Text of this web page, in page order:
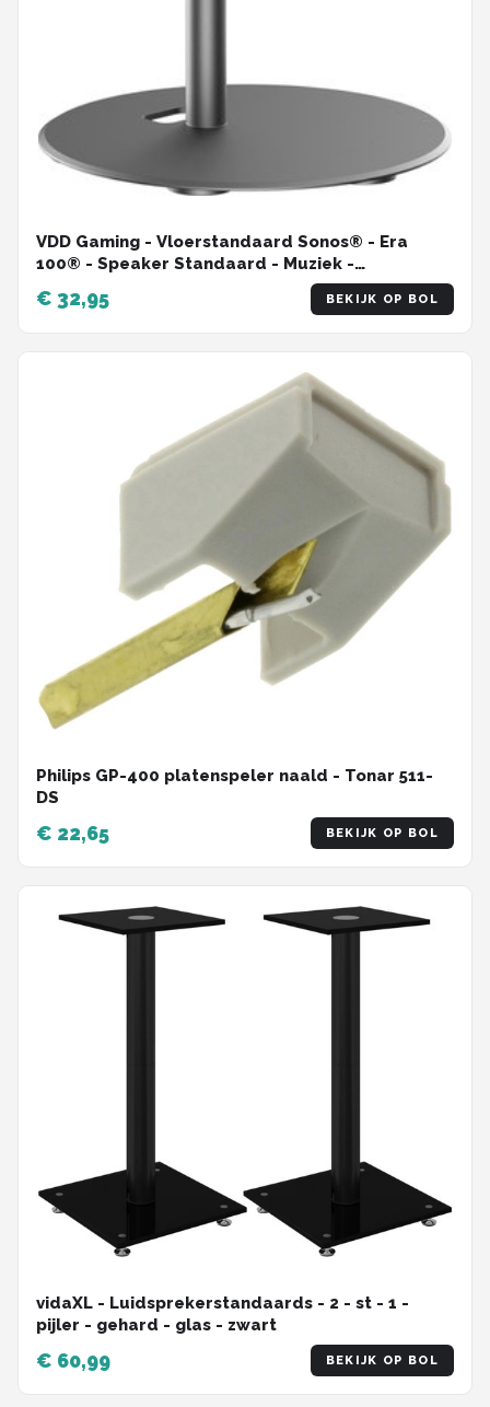
VDD Gaming - Vloerstandaard Sonos® - Era
100® - Speaker Standaard - Muziek -
Kabelmanagment - Speaker - Zwart
€ 32,95 BEKIJK OP BOL
Philips GP-400 platenspeler naald - Tonar 511-
DS
€ 22,65 BEKIJK OP BOL
vidaXL - Luidsprekerstandaards - 2 - st - 1 -
pijler - gehard - glas - zwart
€ 60,99 BEKIJK OP BOL